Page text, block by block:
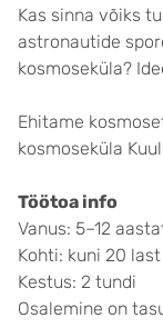
Kas sinna võiks
astronautide
kosmoseküla?
Ehitame
kosmoseküla
Töötoa info
Vanus: 5–12
Kohti: kuni 20 last
Kestus: 2 tundi
Osalemine on